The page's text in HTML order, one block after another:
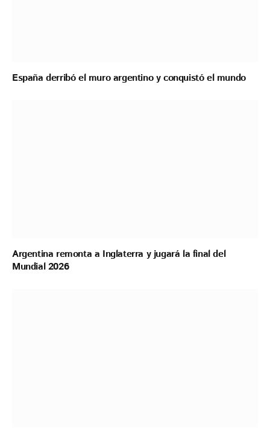
España derribó el muro argentino y conquistó el mundo
Argentina remonta a Inglaterra y jugará la final del
Mundial 2026